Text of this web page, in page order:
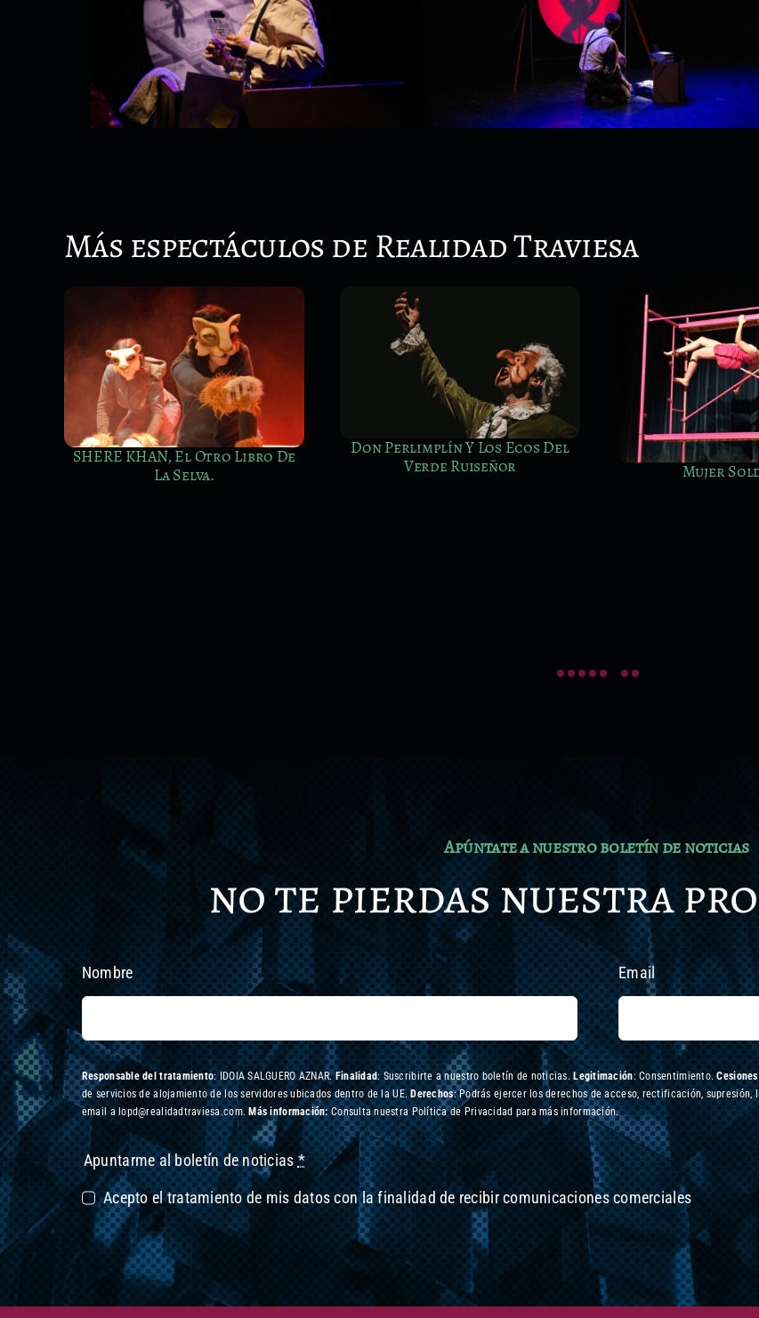
Más espectáculos de Realidad Traviesa
Don Perlimplín Y Los Ecos Del
Verde Ruiseñor
Mujer Soldado
Apúntate a nuestro boletín de noticias
no te pierdas nuestra
Nombre Email
Responsable del tratamiento: IDOIA SALGUERO AZNAR. Finalidad: Suscribirte a nuestro boletín de noticias. Legitimación: Consentimiento.
de servicios de alojamiento de los servidores ubicados dentro de la UE.Derechos: Podrás ejercer los derechos de acceso, rectificación,
email a lopd@realidadtraviesa.com. Más información:Consulta nuestra Política de Privacidad para más información.
Apuntarme al boletín de noticias *
Acepto el tratamiento de mis datos con la finalidad de recibir comunicaciones comerciales